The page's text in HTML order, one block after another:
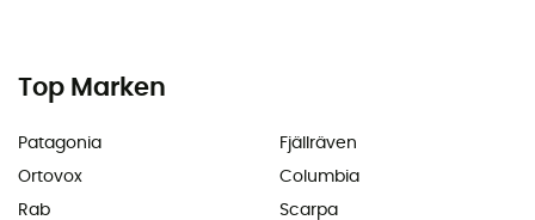
Top Marken
Patagonia
Ortovox
Rab
Fjällräven
Columbia
Scarpa